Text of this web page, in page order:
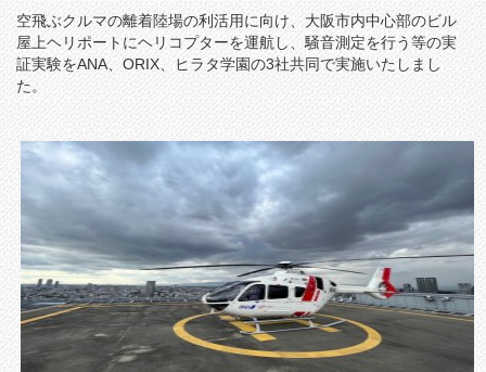
空飛ぶクルマの離着陸場の利活用に向け、大阪市内中心部のビル
屋上ヘリポートにヘリコプターを運航し、騒音測定を行う等の実
証実験をANA、ORIX、ヒラタ学園の3社共同で実施いたしまし
た。